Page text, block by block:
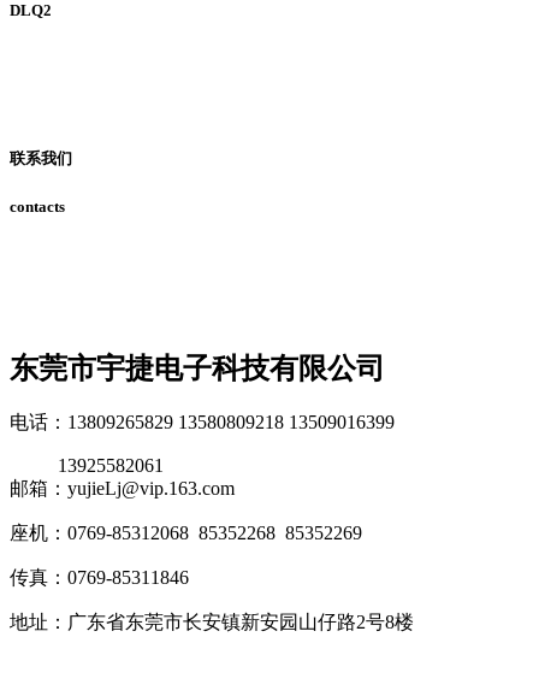
DLQ2
联系我们
contacts
东莞市宇捷电子科技有限公司
电话：13809265829 13580809218 13509016399
13925582061
邮箱：yujieLj@vip.163.com
座机：0769-85312068 85352268 85352269
传真：0769-85311846
地址：广东省东莞市长安镇新安园山仔路2号8楼